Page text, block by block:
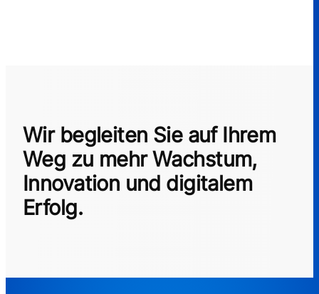
Wir begleiten Sie auf Ihrem
Weg zu mehr Wachstum,
Innovation und digitalem
Erfolg.